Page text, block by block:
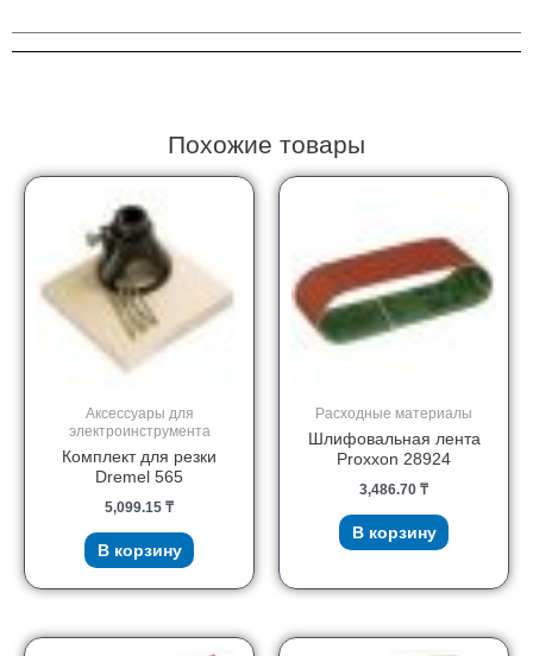
Похожие товары
Аксессуары для
электроинструмента
Комплект для резки
Dremel 565
5,099.15 ₸
В корзину
Расходные материалы
Шлифовальная лента
Proxxon 28924
3,486.70 ₸
В корзину